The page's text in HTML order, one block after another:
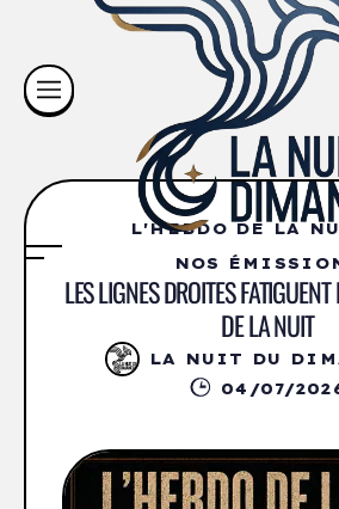
L'HEBDO DE LA
NOS
LES LIGNES DROITES FATIGUENT
DE LA NUIT
LA NUIT DU
04/07/